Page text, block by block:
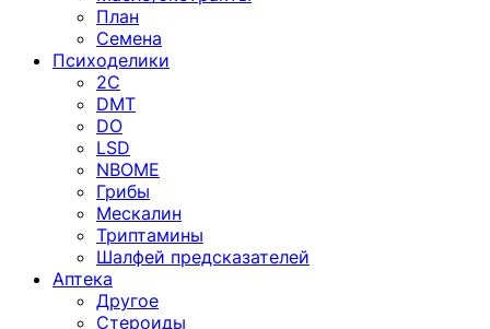
План
Семена
Психоделики
2C
DMT
DO
LSD
NBOME
Грибы
Мескалин
Триптамины
Шалфей предсказателей
Аптека
Другое
Стероиды